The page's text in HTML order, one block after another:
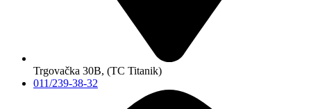
Trgovačka 30B, (TC Titanik)
011/239-38-32